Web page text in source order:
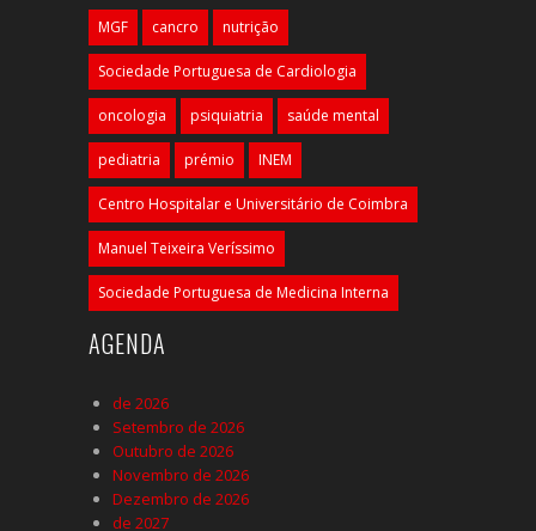
MGF cancro nutrição
Sociedade Portuguesa de Cardiologia
oncologia psiquiatria saúde mental
pediatria prémio INEM
Centro Hospitalar e Universitário de Coimbra
Manuel Teixeira Veríssimo
Sociedade Portuguesa de Medicina Interna
AGENDA
de 2026
Setembro de 2026
Outubro de 2026
Novembro de 2026
Dezembro de 2026
de 2027